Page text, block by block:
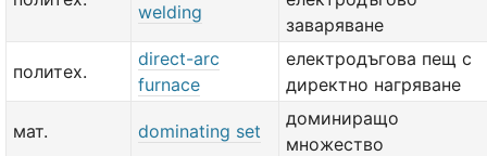
welding
заваряване
политех.
direct-arc
furnace
електродъгова пещ с
директно нагряване
мат. dominating set
доминиращо
множество